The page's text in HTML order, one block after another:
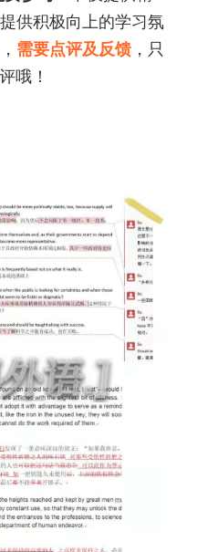
供积极向上的学习氛
需要点评及反馈，只
哦！